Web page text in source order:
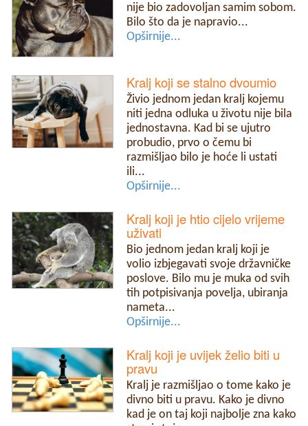
nije bio zadovoljan samim sobom.
Bilo što da je napravio...
Opširnije...
Kralj koji se stalno dvoumio
Živio jednom jedan kralj kojemu
niti jedna odluka u životu nije bila
jednostavna. Kad bi se ujutro
probudio, prvo o čemu bi
razmišljao bilo je hoće li ustati
ili...
Opširnije...
Kralj koji je htio cijelo vrijeme
uživati
Bio jednom jedan kralj koji je
volio izbjegavati svoje državničke
poslove. Bilo mu je muka od svih
tih potpisivanja povelja, ubiranja
nameta...
Opširnije...
Kralj koji je uvijek želio biti u
pravu
Kralj je razmišljao o tome kako je
divno biti u pravu. Kako je divno
kad je on taj koji najbolje zna kako